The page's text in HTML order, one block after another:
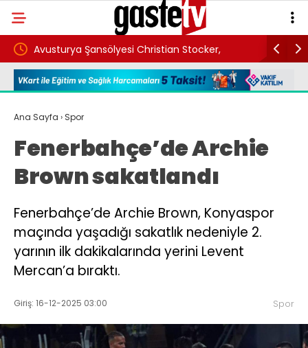
Avusturya Şansölyesi Christian Stocker,
Türkiye’ye geliyor
Ana Sayfa › Spor
Fenerbahçe’de Archie
Brown sakatlandı
Fenerbahçe’de Archie Brown, Konyaspor
maçında yaşadığı sakatlık nedeniyle 2.
yarının ilk dakikalarında yerini Levent
Mercan’a bıraktı.
Giriş: 16-12-2025 03:00 Spor